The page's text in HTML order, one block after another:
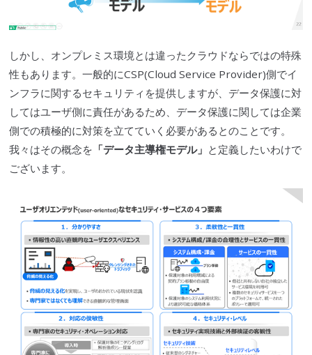
しかし、オンプレミス環境とは違った クラウドならではの特殊
性もあります。一般的にCSP(Cloud Service Provider)側でイ
ンフラに関するセキュリティを提供しますが、データ保護に対
してはユーザ側に責任があるため、データ保護に関しては企業
側での積極的に対策を立てていく必要があるとのことです。
我々はその概念を 「データ主導権モデル」 と定義したいわけで
ございます。